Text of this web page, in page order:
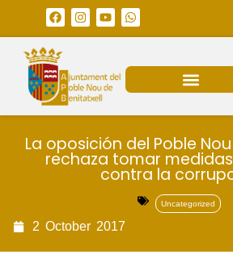
La oposición del Poble
rechaza tomar
contra la
Uncategorized
2 October 2017